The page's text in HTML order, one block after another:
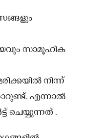
സാമൂഹിക
നിന്ന്
എന്നാല്‍
ചെയ്യുന്നത് .